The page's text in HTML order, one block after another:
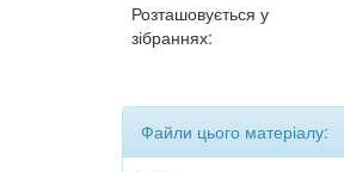
Розташовується у
зібраннях:
Файли цього матеріалу: